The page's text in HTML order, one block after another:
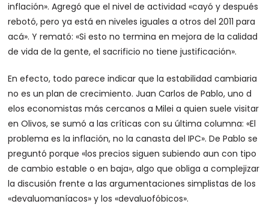
inflación». Agregó que el nivel de actividad «cayó y después
rebotó, pero ya está en niveles iguales a otros del 2011 para
acá». Y remató: «Si esto no termina en mejora de la calidad
de vida de la gente, el sacrificio no tiene justificación».
En efecto, todo parece indicar que la estabilidad cambiaria
no es un plan de crecimiento. Juan Carlos de Pablo, uno d
elos economistas más cercanos a Milei a quien suele visitar
en Olivos, se sumó a las críticas con su última columna: «El
problema es la inflación, no la canasta del IPC». De Pablo se
preguntó porque «los precios siguen subiendo aun con tipo
de cambio estable o en baja», algo que obliga a complejizar
la discusión frente a las argumentaciones simplistas de los
«devaluomaníacos» y los «devaluofóbicos».